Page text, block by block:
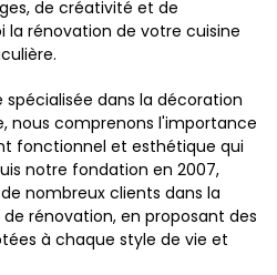
de créativité et de
la rénovation de votre cuisine
spécialisée dans la décoration
nous comprenons l'importance
fonctionnel et esthétique qui
notre fondation en 2007,
nombreux clients dans la
rénovation, en proposant des
à chaque style de vie et